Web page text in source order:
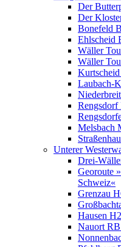
Der
Der
Bonefeld
Ehlscheid
Wäller
Wäller
Laubach-
Rengsdorf
Melsbach
Unterer
Drei-
Georoute
Schweiz«
Grenzau
Hausen H2
Nauort